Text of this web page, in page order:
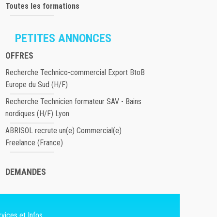
Toutes les formations
PETITES ANNONCES
OFFRES
Recherche Technico-commercial Export BtoB
Europe du Sud (H/F)
Recherche Technicien formateur SAV - Bains
nordiques (H/F) Lyon
ABRISOL recrute un(e) Commercial(e)
Freelance (France)
DEMANDES